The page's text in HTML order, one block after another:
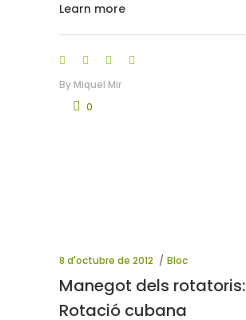
Learn more
By Miquel Mir
0
8 d'octubre de 2012 Bloc
Manegot dels rotatoris:
Rotació cubana